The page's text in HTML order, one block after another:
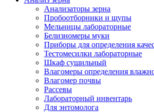
Анализаторы зерна
Пробоотборники и щупы
Мельницы лабораторные
Белизномеры муки
Приборы для определения
Тестомесилки лабораторные
Шкаф сушильный
Влагомеры определения
Влагомер почвы
Рассевы
Лабораторный инвентарь
Для энтомолога